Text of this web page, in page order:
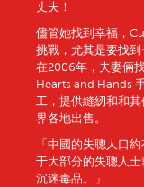
丈夫！
儘管她找到幸福，
挑戰，尤其是要找
在2006年，夫妻倆
Hearts and Hands
工，提供縫紉和和
界各地出售。
「中國的失聰人口
于大部分的失聰人
沉迷毒品。」